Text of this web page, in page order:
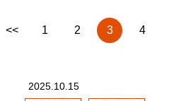
<< 1 2 3 4
2025.10.15